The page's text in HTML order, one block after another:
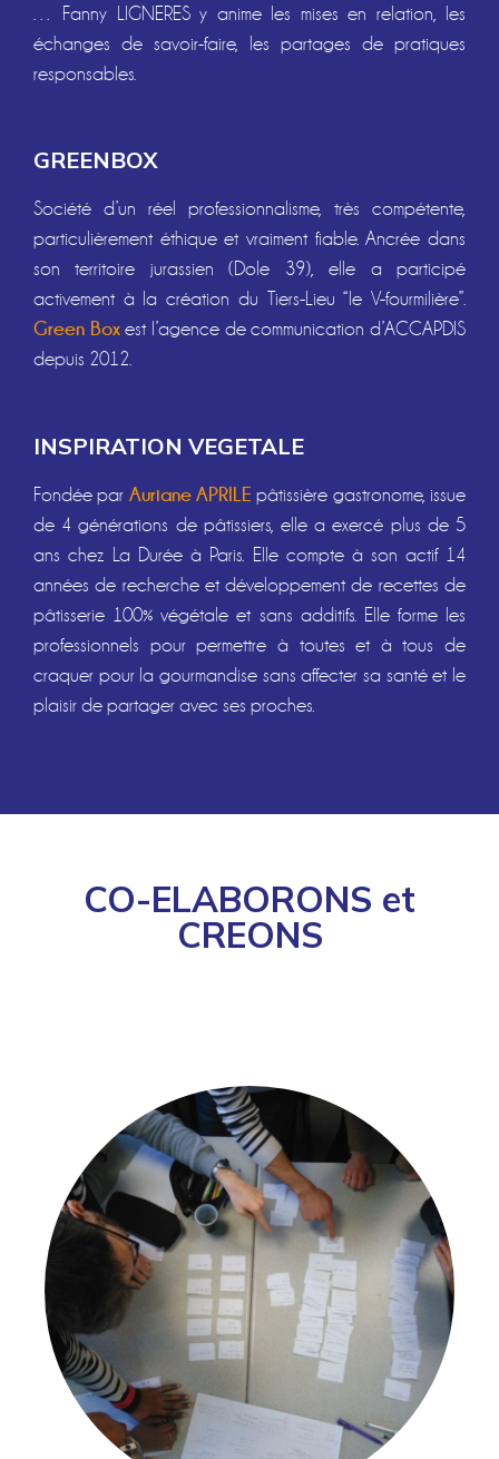
… Fanny LIGNERES y anime les mises en relation, les
échanges de savoir-faire, les partages de pratiques
responsables.
GREENBOX
Société d’un réel professionnalisme, très compétente,
particulièrement éthique et vraiment fiable. Ancrée dans
son territoire jurassien (Dole 39), elle a participé
activement à la création du Tiers-Lieu “le V-fourmilière”.
Green Boxest l’agence de communication d’ACCAPDIS
depuis 2012.
INSPIRATION VEGETALE
Fondée par Auriane APRILE pâtissière gastronome, issue
de 4 générations de pâtissiers, elle a exercé plus de 5
ans chez La Durée à Paris. Elle compte à son actif 14
années de recherche et développement de recettes de
pâtisserie 100% végétale et sans additifs. Elle forme les
professionnels pour permettre à toutes et à tous de
craquer pour la gourmandise sans affecter sa santé et le
plaisir de partager avec ses proches.
CO-ELABORONS et
CREONS